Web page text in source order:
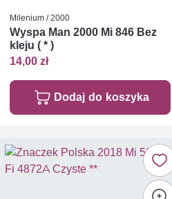
Milenium / 2000
Wyspa Man 2000 Mi 846 Bez
kleju ( * )
14,00 zł
Dodaj do koszyka